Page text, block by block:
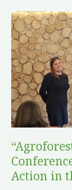
Action in
“Agroforestry
in
Practice”
Conference:
Turning
Interest
into
Action
in
the
Czech
Republic